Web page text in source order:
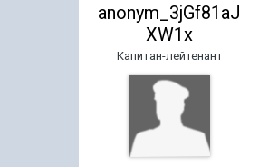
anonym_3jGf81aJ
XW1x
Капитан-лейтенант